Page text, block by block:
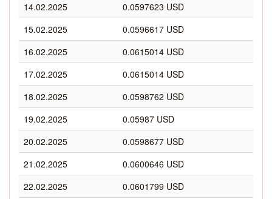
14.02.2025
0.0597623 USD
15.02.2025
0.0596617 USD
16.02.2025
0.0615014 USD
17.02.2025
0.0615014 USD
18.02.2025
0.0598762 USD
19.02.2025
0.05987 USD
20.02.2025
0.0598677 USD
21.02.2025
0.0600646 USD
22.02.2025
0.0601799 USD